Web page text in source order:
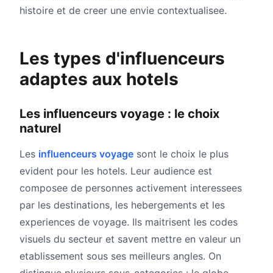
histoire et de creer une envie contextualisee.
Les types d'influenceurs
adaptes aux hotels
Les influenceurs voyage : le choix
naturel
Les influenceurs voyage sont le choix le plus
evident pour les hotels. Leur audience est
composee de personnes activement interessees
par les destinations, les hebergements et les
experiences de voyage. Ils maitrisent les codes
visuels du secteur et savent mettre en valeur un
etablissement sous ses meilleurs angles. On